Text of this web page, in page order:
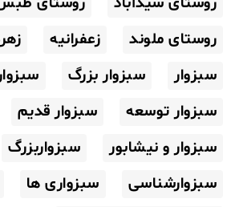
روستای ملوند
زعفرانیه
سبزوار
سبزوار بزرگ
سبزوار توسعه
سبزوار قدیم
سبزوار و نیشابور
سبزواربزرگ
سبزوارشناسی
سبزواری ها